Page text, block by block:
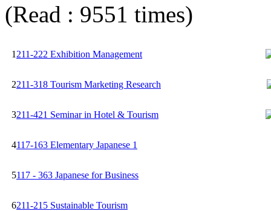
(Read : 9551 times)
1 211-222 Exhibition Management
2211-318 Tourism Marketing Research
3211-421 Seminar in Hotel & Tourism
4117-163 Elementary Japanese 1
5117 - 363 Japanese for Business
6211-215 Sustainable Tourism